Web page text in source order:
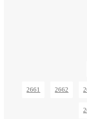
2661 2662